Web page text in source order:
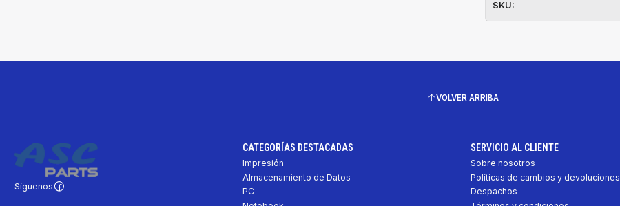
SKU:
VOLVER ARRIBA
Síguenos
CATEGORÍAS DESTACADAS
Impresión
Almacenamiento de Datos
PC
SERVICIO AL CLIENTE
Sobre nosotros
Políticas de cambios y devoluciones
Despachos